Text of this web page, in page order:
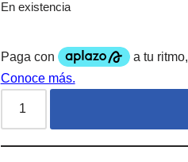
En existencia